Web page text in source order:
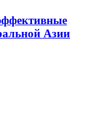
Азии